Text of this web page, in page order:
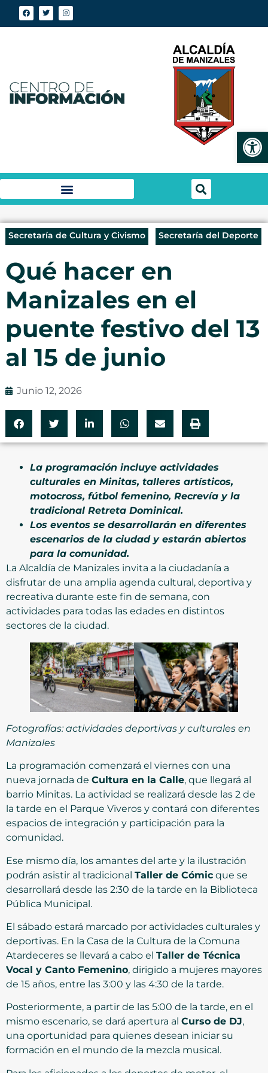
Secretaría de Cultura y Civismo Secretaría del Deporte
Qué hacer en
Manizales en el
puente festivo del 13
al 15 de junio
Junio 12, 2026
La programación incluye actividades
culturales en Minitas, talleres artísticos,
motocross, fútbol femenino, Recrevía y la
tradicional Retreta Dominical.
Los eventos se desarrollarán en diferentes
escenarios de la ciudad y estarán abiertos
para la comunidad.
La Alcaldía de Manizales invita a la ciudadanía a
disfrutar de una amplia agenda cultural, deportiva y
recreativa durante este fin de semana, con
actividades para todas las edades en distintos
sectores de la ciudad.
Fotografías: actividades deportivas y culturales en
Manizales
La programación comenzará el viernes con una
nueva jornada de Cultura en la Calle, que llegará al
barrio Minitas. La actividad se realizará desde las 2 de
la tarde en el Parque Viveros y contará con diferentes
espacios de integración y participación para la
comunidad.
Ese mismo día, los amantes del arte y la ilustración
podrán asistir al tradicional Taller de Cómic que se
desarrollará desde las 2:30 de la tarde en la Biblioteca
Pública Municipal.
El sábado estará marcado por actividades culturales y
deportivas. En la Casa de la Cultura de la Comuna
Atardeceres se llevará a cabo el Taller de Técnica
Vocal y Canto Femenino, dirigido a mujeres mayores
de 15 años, entre las 3:00 y las 4:30 de la tarde.
Posteriormente, a partir de las 5:00 de la tarde, en el
mismo escenario, se dará apertura al Curso de DJ,
una oportunidad para quienes desean iniciar su
formación en el mundo de la mezcla musical.